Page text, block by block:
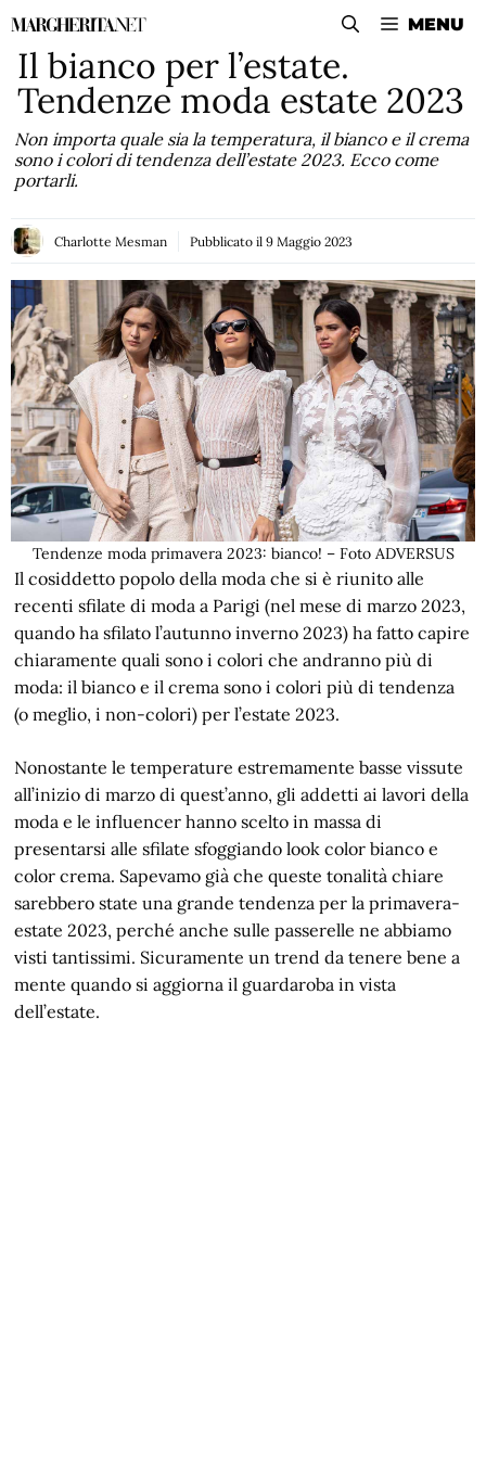
Vai
contenuto
MENU
Il bianco per l’estate.
Tendenze moda estate 2023
Non importa quale sia la temperatura, il bianco e il crema
sono i colori di tendenza dell’estate 2023. Ecco come
portarli.
Charlotte Mesman Pubblicato il 9 Maggio 2023
Tendenze moda primavera 2023: bianco! – Foto ADVERSUS
Il cosiddetto popolo della moda che si è riunito alle
recenti sfilate di moda a Parigi (nel mese di marzo 2023,
quando ha sfilato l’autunno inverno 2023) ha fatto capire
chiaramente quali sono i colori che andranno più di
moda: il bianco e il crema sono i colori più di tendenza
(o meglio, i non-colori) per l’estate 2023.
Nonostante le temperature estremamente basse vissute
all’inizio di marzo di quest’anno, gli addetti ai lavori della
moda e le influencer hanno scelto in massa di
presentarsi alle sfilate sfoggiando look color bianco e
color crema. Sapevamo già che queste tonalità chiare
sarebbero state una grande tendenza per la primavera-
estate 2023, perché anche sulle passerelle ne abbiamo
visti tantissimi. Sicuramente un trend da tenere bene a
mente quando si aggiorna il guardaroba in vista
dell’estate.